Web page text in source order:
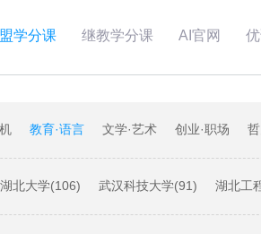
学分课 继教学分课 AI官网
教育·语言 文学·艺术 创业·职场
湖北大学(106) 武汉科技大学(91) 湖北工